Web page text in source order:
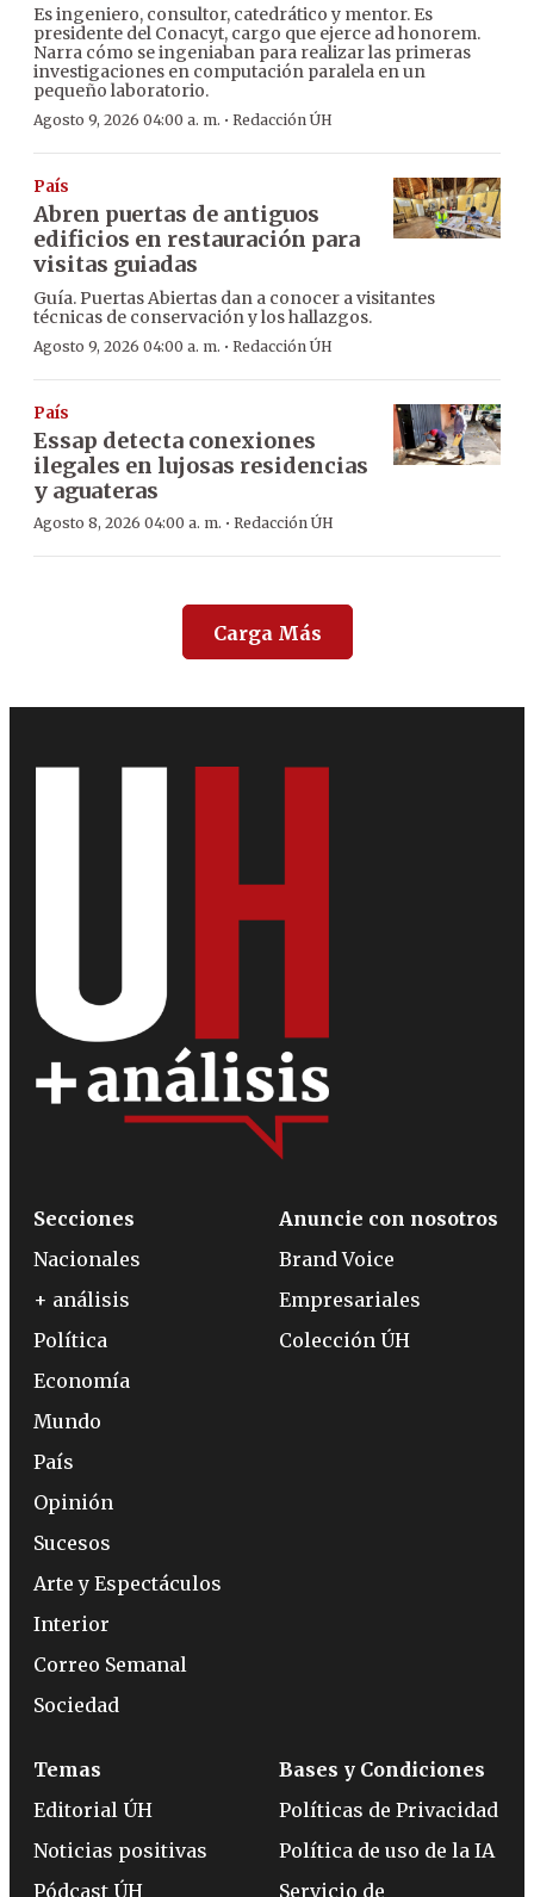
Es ingeniero, consultor, catedrático y mentor. Es
presidente del Conacyt, cargo que ejerce ad honorem.
Narra cómo se ingeniaban para realizar las primeras
investigaciones en computación paralela en un
pequeño laboratorio.
Agosto 9, 2026 04:00 a. m. · Redacción ÚH
País
Abren puertas de antiguos
edificios en restauración para
visitas guiadas
Guía. Puertas Abiertas dan a conocer a visitantes
técnicas de conservación y los hallazgos.
Agosto 9, 2026 04:00 a. m. · Redacción ÚH
País
Essap detecta conexiones
ilegales en lujosas residencias
y aguateras
Agosto 8, 2026 04:00 a. m. · Redacción ÚH
Carga Más
Secciones
Nacionales
+ análisis
Política
Economía
Mundo
País
Opinión
Sucesos
Arte y Espectáculos
Interior
Correo Semanal
Sociedad
Anuncie con nosotros
Brand Voice
Empresariales
Colección ÚH
Temas
Editorial ÚH
Noticias positivas
Pódcast ÚH
Bases y Condiciones
Políticas de Privacidad
Política de uso de la IA
Servicio de